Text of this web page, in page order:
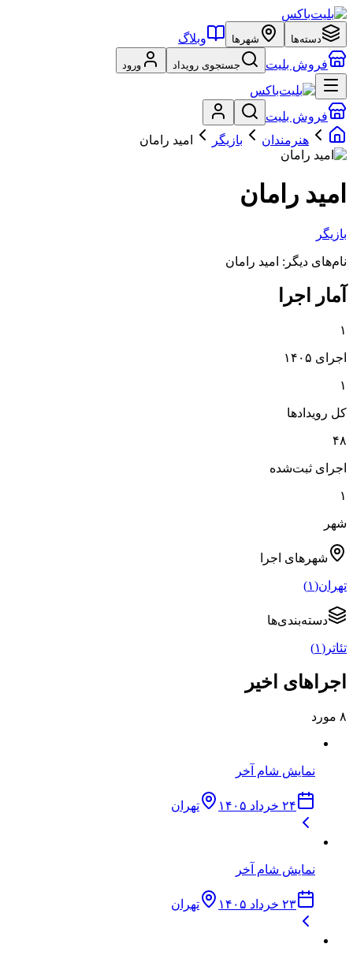
دسته‌ها شهرها
وبلاگ
فروش بلیت
جستجوی رویداد ورود
فروش بلیت
هنرمندان
بازیگر امید رامان
امید رامان
بازیگر
نام‌های دیگر: امید رامان
آمار اجرا
۱
اجرای ۱۴۰۵
۱
کل رویدادها
۴۸
اجرای ثبت‌شده
۱
شهر
شهرهای اجرا
تهران(۱)
دسته‌بندی‌ها
تئاتر (۱)
اجراهای اخیر
۸ مورد
نمایش شام آخر
۲۴ خرداد ۱۴۰۵ تهران
نمایش شام آخر
۲۳ خرداد ۱۴۰۵ تهران